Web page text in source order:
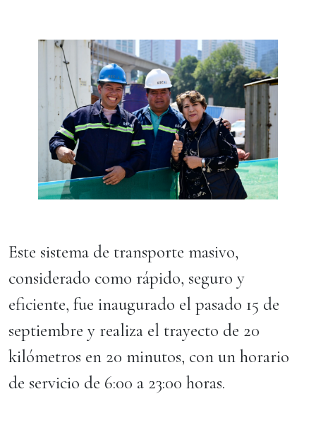
Este sistema de transporte masivo,
considerado como rápido, seguro y
eficiente, fue inaugurado el pasado 15 de
septiembre y realiza el trayecto de 20
kilómetros en 20 minutos, con un horario
de servicio de 6:00 a 23:00 horas.